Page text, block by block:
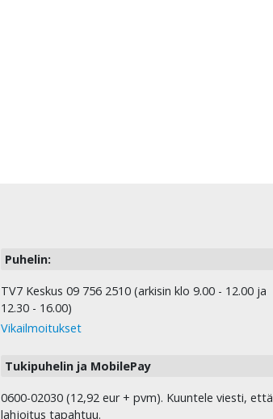
Puhelin:
TV7 Keskus 09 756 2510 (arkisin klo 9.00 - 12.00 ja
12.30 - 16.00)
Vikailmoitukset
Tukipuhelin ja MobilePay
0600-02030 (12,92 eur + pvm). Kuuntele viesti, että
lahjoitus tapahtuu.